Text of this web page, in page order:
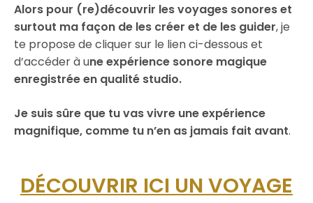
Alors pour (re)découvrir les voyages sonores et
surtout ma façon de les créer et de les guider, je
te propose de cliquer sur le lien ci-dessous et
d’accéder à une expérience sonore magique
enregistrée en qualité studio.
Je suis sûre que tu vas vivre une expérience
magnifique, comme tu n’en as jamais fait avant.
DÉCOUVRIR ICI UN VOYAGE